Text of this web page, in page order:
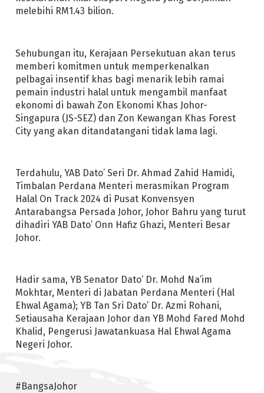
melebihi RM1.43 bilion.
Sehubungan itu, Kerajaan Persekutuan akan terus
memberi komitmen untuk memperkenalkan
pelbagai insentif khas bagi menarik lebih ramai
pemain industri halal untuk mengambil manfaat
ekonomi di bawah Zon Ekonomi Khas Johor-
Singapura (JS-SEZ) dan Zon Kewangan Khas Forest
City yang akan ditandatangani tidak lama lagi.
Terdahulu, YAB Dato’ Seri Dr. Ahmad Zahid Hamidi,
Timbalan Perdana Menteri merasmikan Program
Halal On Track 2024 di Pusat Konvensyen
Antarabangsa Persada Johor, Johor Bahru yang turut
dihadiri YAB Dato’ Onn Hafiz Ghazi, Menteri Besar
Johor.
Hadir sama, YB Senator Dato’ Dr. Mohd Na’im
Mokhtar, Menteri di Jabatan Perdana Menteri (Hal
Ehwal Agama); YB Tan Sri Dato’ Dr. Azmi Rohani,
Setiausaha Kerajaan Johor dan YB Mohd Fared Mohd
Khalid, Pengerusi Jawatankuasa Hal Ehwal Agama
Negeri Johor.
#BangsaJohor